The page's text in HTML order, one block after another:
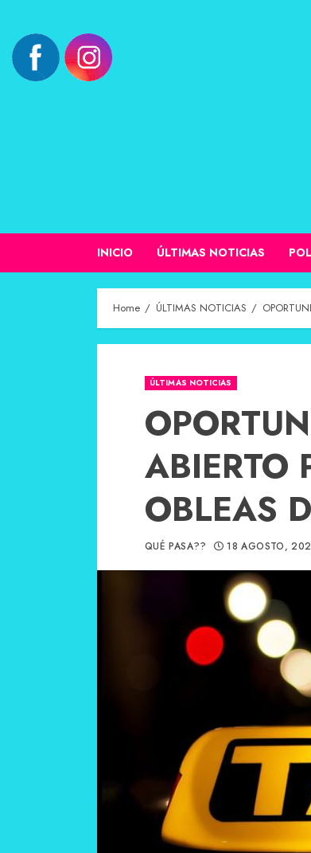
INICIO ÚLTIMAS NOTICIAS
Home ÚLTIMAS NOTICIAS
ÚLTIMAS NOTICIAS
ABIERTO
OBLEAS
QUÉ PASA?? 18 AGOSTO,